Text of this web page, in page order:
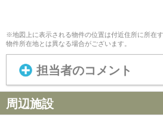
※地図上に表示される物件の位置は付近住所に所在
物件所在地とは異なる場合がございます。
担当者のコメント
周辺施設